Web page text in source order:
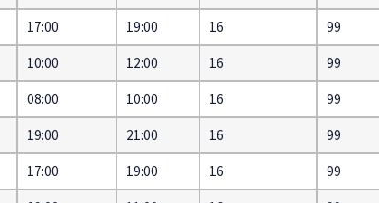
17:00 19:00 16 99
10:00 12:00 16 99
08:00 10:00 16 99
19:00 21:00 16 99
17:00 19:00 16 99